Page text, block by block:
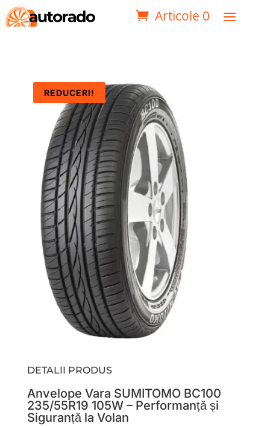
Articole 0
REDUCERI!
DETALII PRODUS
Anvelope Vara SUMITOMO BC100
235/55R19 105W – Performanță și
Siguranță la Volan